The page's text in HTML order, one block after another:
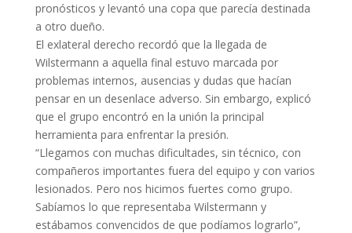
pronósticos y levantó una copa que parecía destinada
a otro dueño.
El exlateral derecho recordó que la llegada de
Wilstermann a aquella final estuvo marcada por
problemas internos, ausencias y dudas que hacían
pensar en un desenlace adverso. Sin embargo, explicó
que el grupo encontró en la unión la principal
herramienta para enfrentar la presión.
“Llegamos con muchas dificultades, sin técnico, con
compañeros importantes fuera del equipo y con varios
lesionados. Pero nos hicimos fuertes como grupo.
Sabíamos lo que representaba Wilstermann y
estábamos convencidos de que podíamos lograrlo”,